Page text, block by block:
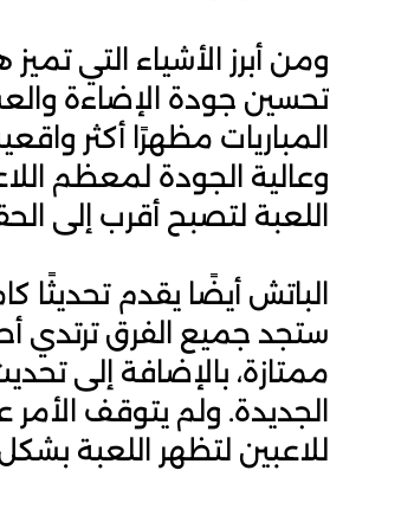
ومن أبرز الأشياء التي
تحسين جودة الإضاءة
المباريات مظهرًا أكثر
وعالية الجودة لمعظم
اللعبة لتصبح أقرب إلى
الباتش أيضًا يقدم تحديثًا
ممتازة، بالإضافة إلى
الجديدة. ولم يتوقف
للاعبين لتظهر اللعبة